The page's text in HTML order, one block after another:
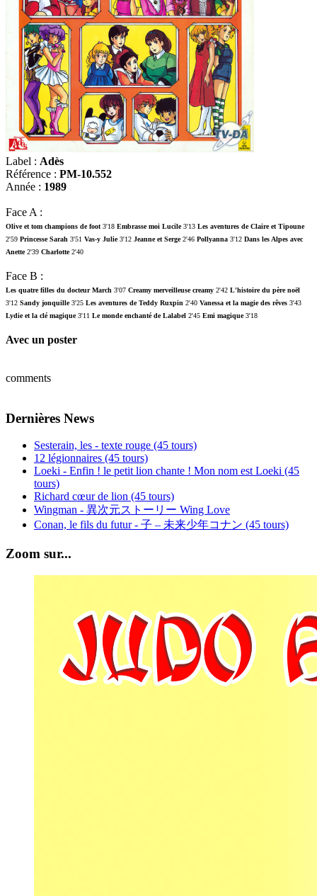
Label : Adès
Référence : PM-10.552
Année : 1989
Face A :
Olive et tom champions de foot 3'18 Embrasse moi Lucile3'13 Les aventures de Claire et Tipoune
2'59 Princesse Sarah 3'51 Vas-y Julie3'12 Jeanne et Serge2'46 Pollyanna 3'12 Dans les Alpes avec
Anette2'39 Charlotte2'40
Face B :
Les quatre filles du docteur March 3'07 Creamy merveilleuse creamy 2'42 L'histoire du père noël
3'12 Sandy jonquille3'25 Les aventures de Teddy Ruxpin 2'40 Vanessa et la magie des rêves 3'43
Lydie et la clé magique3'11 Le monde enchanté de Lalabel 2'45 Emi magique3'18
Avec un poster
comments
Dernières News
Sesterain, les - texte rouge (45 tours)
12 légionnaires (45 tours)
Loeki - Enfin ! le petit lion chante ! Mon nom est Loeki (45
tours)
Richard cœur de lion (45 tours)
Wingman - 異次元ストーリー Wing Love
Conan, le fils du futur - 子 – 未来少年コナン (45 tours)
Zoom sur...